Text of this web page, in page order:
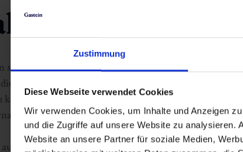
Zustimmung
Diese Webseite verwendet Cookies
Wir verwenden Cookies, um Inhalte und Anzeigen
und die Zugriffe auf unsere Website zu analysieren.
Website an unsere Partner für soziale Medien,
klingende
zu besonderen Publikumsmagneten entwickelt.
verschneiten Berge, während die
der
Berg:Klassik Gastein,das charmante
FestivalMusic in the Alps.
das Musik:Wohnzimmer Gastein,
das mitten in